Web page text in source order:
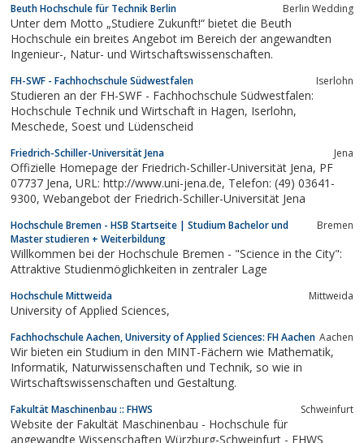
Beuth Hochschule für Technik Berlin Berlin Wedding
Unter dem Motto „Studiere Zukunft!“ bietet die Beuth
Hochschule ein breites Angebot im Bereich der angewandten
Ingenieur-, Natur- und Wirtschaftswissenschaften.
FH-SWF - Fachhochschule Südwestfalen Iserlohn
Studieren an der FH-SWF - Fachhochschule Südwestfalen:
Hochschule Technik und Wirtschaft in Hagen, Iserlohn,
Meschede, Soest und Lüdenscheid
Friedrich-Schiller-Universität Jena Jena
Offizielle Homepage der Friedrich-Schiller-Universität Jena, PF
07737 Jena, URL: http://www.uni-jena.de, Telefon: (49) 03641-
9300, Webangebot der Friedrich-Schiller-Universität Jena
Hochschule Bremen - HSB Startseite | Studium Bachelor und
Master studieren + Weiterbildung
Bremen
Willkommen bei der Hochschule Bremen - "Science in the City":
Attraktive Studienmöglichkeiten in zentraler Lage
Hochschule Mittweida Mittweida
University of Applied Sciences,
Fachhochschule Aachen, University of Applied Sciences: FH Aachen Aachen
Wir bieten ein Studium in den MINT-Fächern wie Mathematik,
Informatik, Naturwissenschaften und Technik, so wie in
Wirtschaftswissenschaften und Gestaltung.
Fakultät Maschinenbau :: FHWS Schweinfurt
Website der Fakultät Maschinenbau - Hochschule für
angewandte Wissenschaften Würzburg-Schweinfurt - FHWS